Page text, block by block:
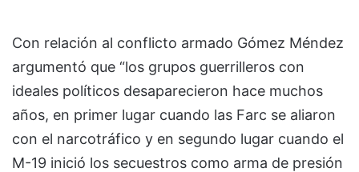
Con relación al conflicto armado Gómez Méndez
argumentó que “los grupos guerrilleros con
ideales políticos desaparecieron hace muchos
años, en primer lugar cuando las Farc se aliaron
con el narcotráfico y en segundo lugar cuando el
M-19 inició los secuestros como arma de presión